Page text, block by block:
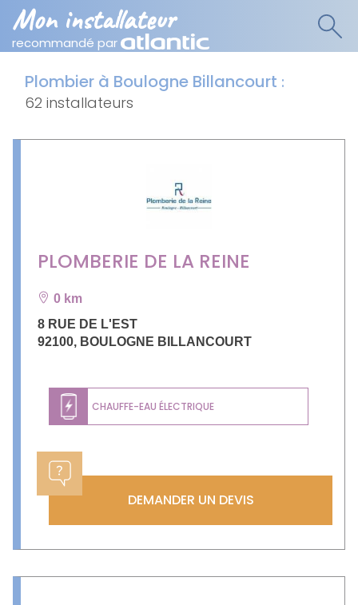
Mon installateur
recommandé par
Plombier à Boulogne Billancourt :
62 installateurs
PLOMBERIE DE LA REINE
0 km
8 RUE DE L'EST
92100, BOULOGNE BILLANCOURT
CHAUFFE-EAU ÉLECTRIQUE
DEMANDER UN DEVIS